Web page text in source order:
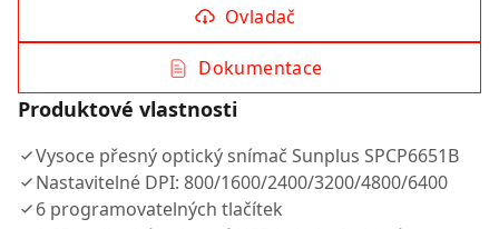
Ovladač
Dokumentace
Produktové vlastnosti
Vysoce přesný optický snímač Sunplus SPCP6651B
Nastavitelné DPI: 800/1600/2400/3200/4800/6400
6 programovatelných tlačítek